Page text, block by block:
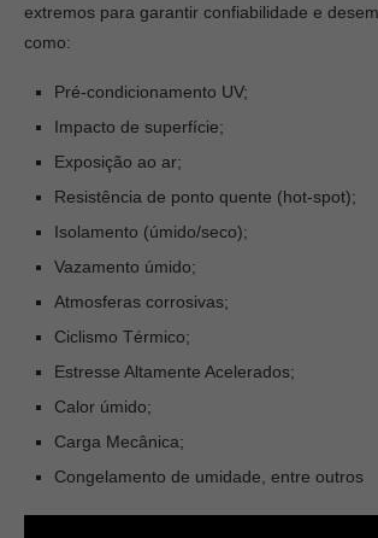
extremos para garantir confiabilidade e
como:
Pré-condicionamento UV;
Impacto de superfície;
Exposição ao ar;
Resistência de ponto quente (hot-spot);
Isolamento (úmido/seco);
Vazamento úmido;
Atmosferas corrosivas;
Ciclismo Térmico;
Estresse Altamente Acelerados;
Calor úmido;
Carga Mecânica;
Congelamento de umidade, entre outros